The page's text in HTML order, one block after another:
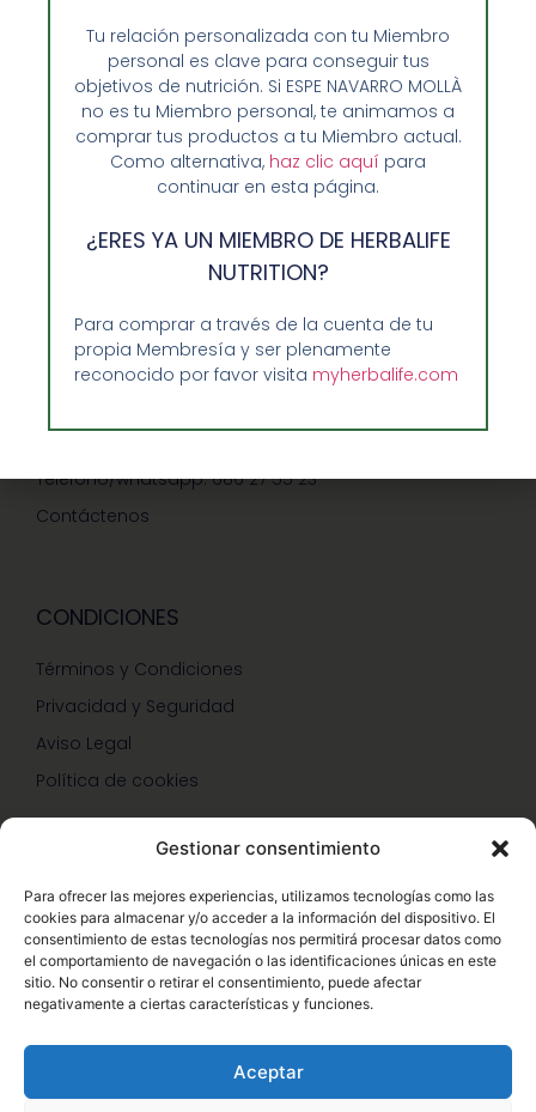
Gestionar consentimiento
Para ofrecer las mejores experiencias, utilizamos tecnologías como las
cookies para almacenar y/o acceder a la información del dispositivo. El
consentimiento de estas tecnologías nos permitirá procesar datos como
el comportamiento de navegación o las identificaciones únicas en este
sitio. No consentir o retirar el consentimiento, puede afectar
negativamente a ciertas características y funciones.
Aceptar
Opiniones de Clientes
Ventajas de Comprar en Enformaherbal.com
GUIA RAPIDA Y AYUDA
Teléfono/whatsapp: 686 27 55 23
Contáctenos
CONDICIONES
Términos y Condiciones
Privacidad y Seguridad
Aviso Legal
Política de cookies
Hazte Miembro Herbalife
Consulta Nutrición Gratis
Descuentos Vip Herbalife
Tu relación personalizada con tu Miembro
personal es clave para conseguir tus
objetivos de nutrición. Si ESPE NAVARRO MOLLÀ
no es tu Miembro personal, te animamos a
comprar tus productos a tu Miembro actual.
Como alternativa, haz clic aquí para
continuar en esta página.
¿ERES YA UN MIEMBRO DE HERBALIFE
NUTRITION?
Para comprar a través de la cuenta de tu
propia Membresía y ser plenamente
reconocido por favor visita myherbalife.com